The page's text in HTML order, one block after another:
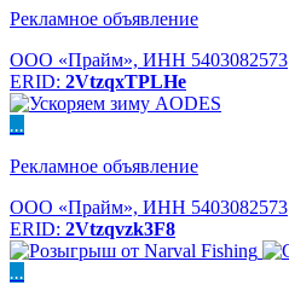
Рекламное объявление
ООО «Прайм», ИНН 5403082573
ERID: 2VtzqxTPLHe
...
Рекламное объявление
ООО «Прайм», ИНН 5403082573
ERID: 2Vtzqvzk3F8
...